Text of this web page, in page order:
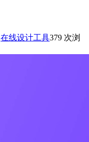
在线设计工具379 次浏